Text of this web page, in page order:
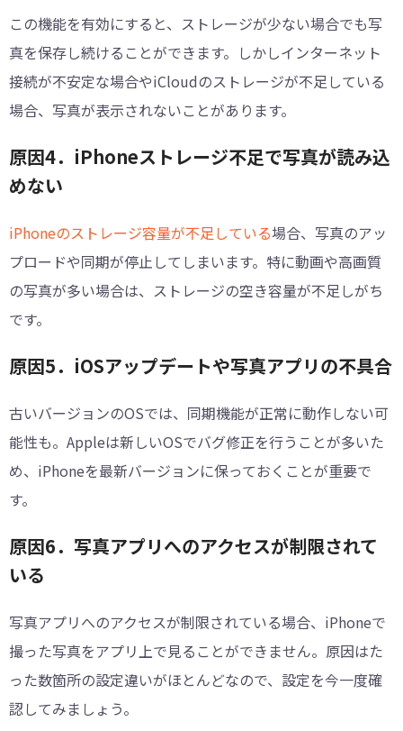
この機能を有効にすると、ストレージが少ない場合でも写
真を保存し続けることができます。しかしインターネット
接続が不安定な場合やiCloudのストレージが不足している
場合、写真が表示されないことがあります。
原因4．iPhoneストレージ不足で写真が読み込
めない
iPhoneのストレージ容量が不足している場合、写真のアッ
プロードや同期が停止してしまいます。特に動画や高画質
の写真が多い場合は、ストレージの空き容量が不足しがち
です。
原因5．iOSアップデートや写真アプリの不具合
古いバージョンのOSでは、同期機能が正常に動作しない可
能性も。Appleは新しいOSでバグ修正を行うことが多いた
め、iPhoneを最新バージョンに保っておくことが重要で
す。
原因6．写真アプリへのアクセスが制限されて
いる
写真アプリへのアクセスが制限されている場合、iPhoneで
撮った写真をアプリ上で見ることができません。原因はた
った数箇所の設定違いがほとんどなので、設定を今一度確
認してみましょう。